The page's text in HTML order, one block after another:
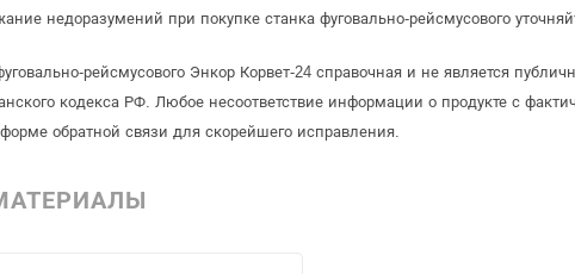
недоразумений при покупке станка фуговально-рейсмусового
рейсмусового Энкор Корвет-24 справочная и не является
кодекса РФ. Любое несоответствие информации о продукте с
обратной связи для скорейшего исправления.